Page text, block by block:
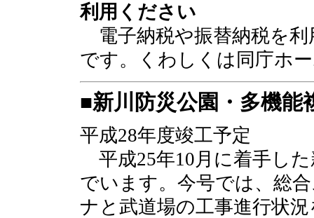
利用ください
電子納税や振替納税を利
です。くわしくは同庁ホ
■新川防災公園・多機能
平成28年度竣工予定
平成25年10月に着手し
でいます。今号では、総
ナと武道場の工事進行状